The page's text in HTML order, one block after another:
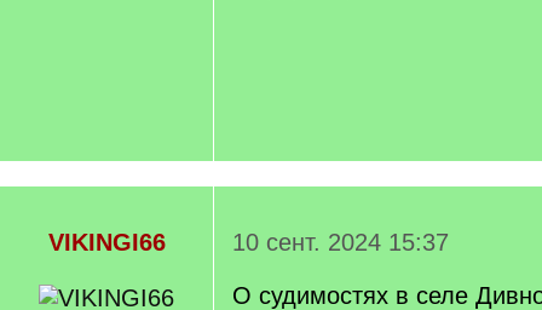
VIKINGI66
10 сент. 2024 15:37
О судимостях в селе